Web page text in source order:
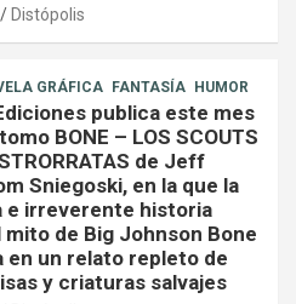
Distópolis
GRÁFICA FANTASÍA HUMOR
publica este mes
BONE – LOS SCOUTS
de Jeff
Sniegoski, en la que la
e irreverente historia
de Big Johnson Bone
en un relato repleto de
y criaturas salvajes